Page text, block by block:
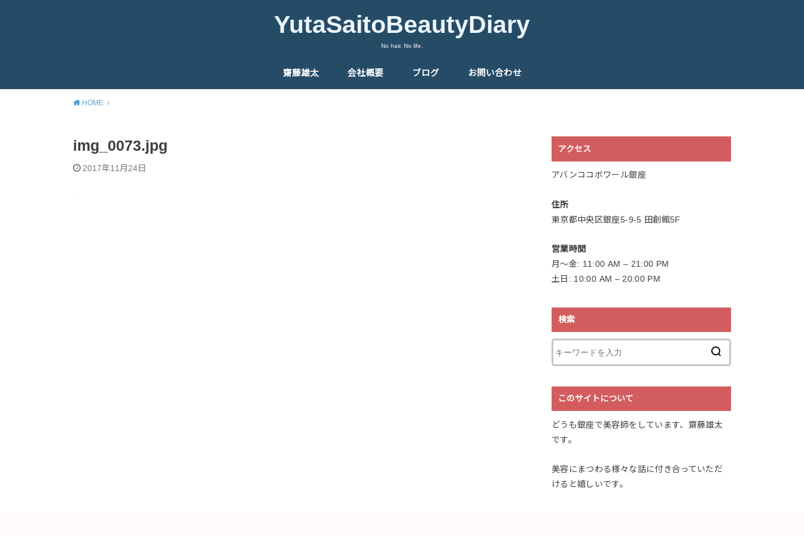
YutaSaitoBeautyDiary
No hair. No life.
齋藤雄太 会社概要 ブログ お問い合わせ
HOME
img_0073.jpg
2017年11月24日
アクセス
アバンココボワール銀座
住所
東京都中央区銀座5-9-5 田創館5F
営業時間
月〜金: 11:00 AM – 21:00 PM
土日: 10:00 AM – 20:00 PM
検索
このサイトについて
どうも銀座で美容師をしています、齋藤雄太
です。
美容にまつわる様々な話に付き合っていただ
けると嬉しいです。